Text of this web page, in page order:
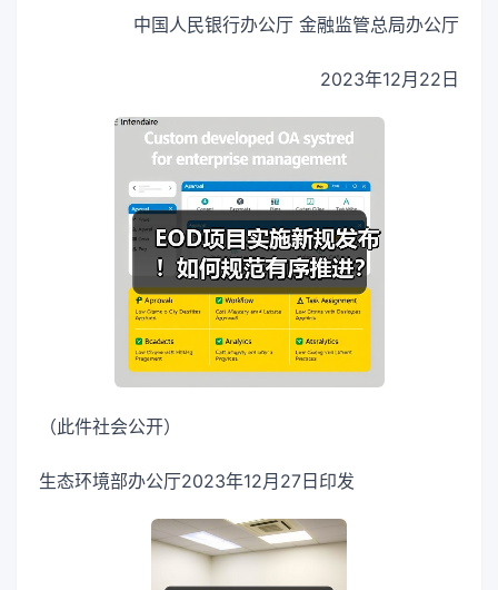
中国人民银行办公厅 金融监管总局办公厅
2023年12月22日
（此件社会公开）
生态环境部办公厅2023年12月27日印发